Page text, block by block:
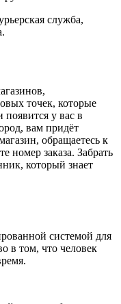
служба,
точек, которые
у вас в
вам придёт
обращаетесь к
номер заказа. Забрать
который знает
системой для
в том, что человек